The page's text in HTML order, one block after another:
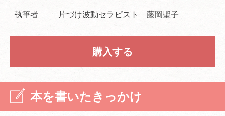
執筆者 片づけ波動セラピスト 藤岡聖子
購入する
本を書いたきっかけ